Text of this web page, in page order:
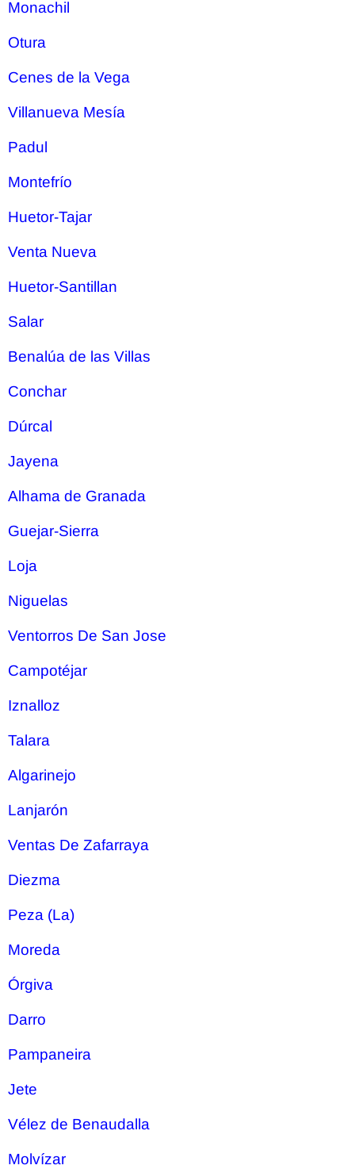
Monachil
Otura
Cenes de la Vega
Villanueva Mesía
Padul
Montefrío
Huetor-Tajar
Venta Nueva
Huetor-Santillan
Salar
Benalúa de las Villas
Conchar
Dúrcal
Jayena
Alhama de Granada
Guejar-Sierra
Loja
Niguelas
Ventorros De San Jose
Campotéjar
Iznalloz
Talara
Algarinejo
Lanjarón
Ventas De Zafarraya
Diezma
Peza (La)
Moreda
Órgiva
Darro
Pampaneira
Jete
Vélez de Benaudalla
Molvízar